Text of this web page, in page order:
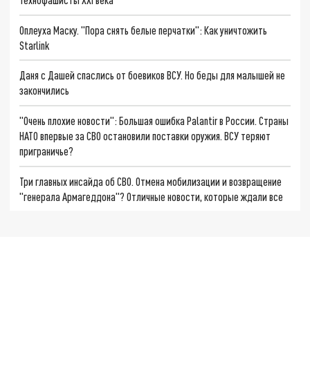
Оплеуха Маску. "Пора снять белые перчатки": Как уничтожить
Starlink
Даня с Дашей спаслись от боевиков ВСУ. Но беды для малышей не
закончились
"Очень плохие новости": Большая ошибка Palantir в России. Страны
НАТО впервые за СВО остановили поставки оружия. ВСУ теряют
приграничье?
Три главных инсайда об СВО. Отмена мобилизации и возвращение
"генерала Армагеддона"? Отличные новости, которые ждали все